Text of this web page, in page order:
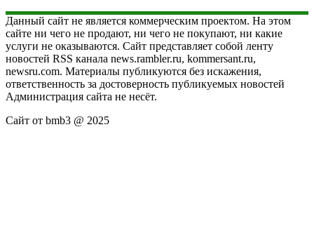
Данный сайт не является коммерческим проектом. На этом
сайте ни чего не продают, ни чего не покупают, ни какие
услуги не оказываются. Сайт представляет собой ленту
новостей RSS канала news.rambler.ru, kommersant.ru,
newsru.com. Материалы публикуются без искажения,
ответственность за достоверность публикуемых новостей
Администрация сайта не несёт.
Сайт от bmb3 @ 2025